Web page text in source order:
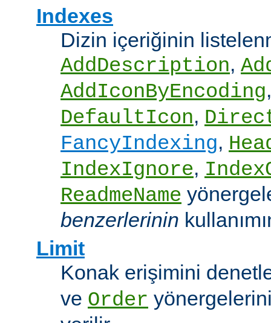
Indexes
Dizin içeriğinin
AddDescription,
AddIconByEncoding
DefaultIcon,
FancyIndexing,
IndexIgnore,
ReadmeName
benzerlerinin
Limit
Konak erişimini
ve Order